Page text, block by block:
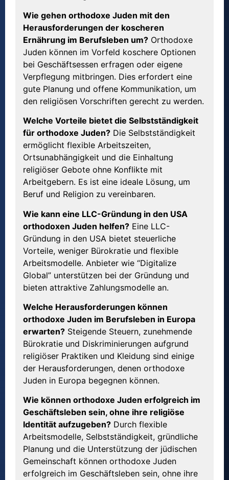
Wie gehen orthodoxe Juden mit den
Herausforderungen der koscheren
Ernährung im Berufsleben um? Orthodoxe
Juden können im Vorfeld koschere Optionen
bei Geschäftsessen erfragen oder eigene
Verpflegung mitbringen. Dies erfordert eine
gute Planung und offene Kommunikation, um
den religiösen Vorschriften gerecht zu werden.
Welche Vorteile bietet die Selbstständigkeit
für orthodoxe Juden? Die Selbstständigkeit
ermöglicht flexible Arbeitszeiten,
Ortsunabhängigkeit und die Einhaltung
religiöser Gebote ohne Konflikte mit
Arbeitgebern. Es ist eine ideale Lösung, um
Beruf und Religion zu vereinbaren.
Wie kann eine LLC-Gründung in den USA
orthodoxen Juden helfen? Eine LLC-
Gründung in den USA bietet steuerliche
Vorteile, weniger Bürokratie und flexible
Arbeitsmodelle. Anbieter wie “Digitalize
Global” unterstützen bei der Gründung und
bieten attraktive Zahlungsmodelle an.
Welche Herausforderungen können
orthodoxe Juden im Berufsleben in Europa
erwarten? Steigende Steuern, zunehmende
Bürokratie und Diskriminierungen aufgrund
religiöser Praktiken und Kleidung sind einige
der Herausforderungen, denen orthodoxe
Juden in Europa begegnen können.
Wie können orthodoxe Juden erfolgreich im
Geschäftsleben sein, ohne ihre religiöse
Identität aufzugeben? Durch flexible
Arbeitsmodelle, Selbstständigkeit, gründliche
Planung und die Unterstützung der jüdischen
Gemeinschaft können orthodoxe Juden
erfolgreich im Geschäftsleben sein, ohne ihre